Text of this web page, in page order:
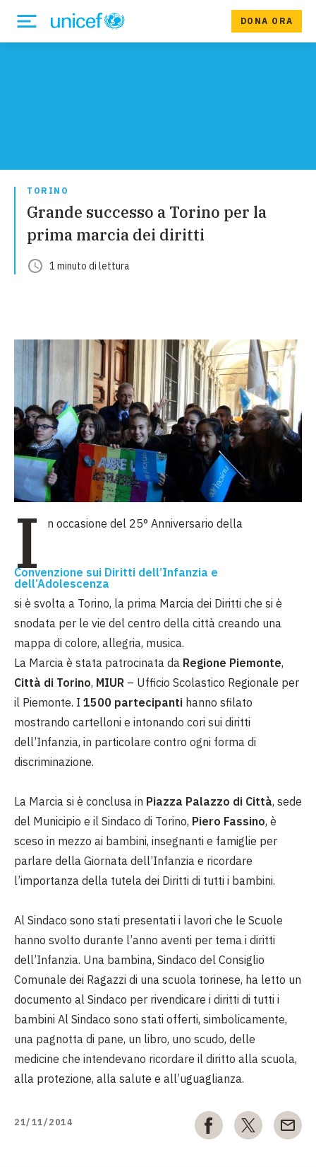
DONA ORA
TORINO
Grande successo a Torino per la
prima marcia dei diritti
1 minuto di lettura
I n occasione del 25° Anniversario della
Convenzione sui Diritti dell’Infanzia e
dell’Adolescenza
si è svolta a Torino, la prima Marcia dei Diritti che si è
snodata per le vie del centro della città creando una
mappa di colore, allegria, musica.
La Marcia è stata patrocinata da Regione Piemonte,
Città di Torino, MIUR – Ufficio Scolastico Regionale per
il Piemonte. I 1500 partecipanti hanno sfilato
mostrando cartelloni e intonando cori sui diritti
dell’Infanzia, in particolare contro ogni forma di
discriminazione.
La Marcia si è conclusa in Piazza Palazzo di Città, sede
del Municipio e il Sindaco di Torino, Piero Fassino, è
sceso in mezzo ai bambini, insegnanti e famiglie per
parlare della Giornata dell’Infanzia e ricordare
l’importanza della tutela dei Diritti di tutti i bambini.
Al Sindaco sono stati presentati i lavori che le Scuole
hanno svolto durante l’anno aventi per tema i diritti
dell’Infanzia. Una bambina, Sindaco del Consiglio
Comunale dei Ragazzi di una scuola torinese, ha letto un
documento al Sindaco per rivendicare i diritti di tutti i
bambini Al Sindaco sono stati offerti, simbolicamente,
una pagnotta di pane, un libro, uno scudo, delle
medicine che intendevano ricordare il diritto alla scuola,
alla protezione, alla salute e all’uguaglianza.
21/11/2014